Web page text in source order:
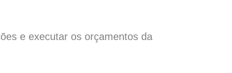
e executar os orçamentos da